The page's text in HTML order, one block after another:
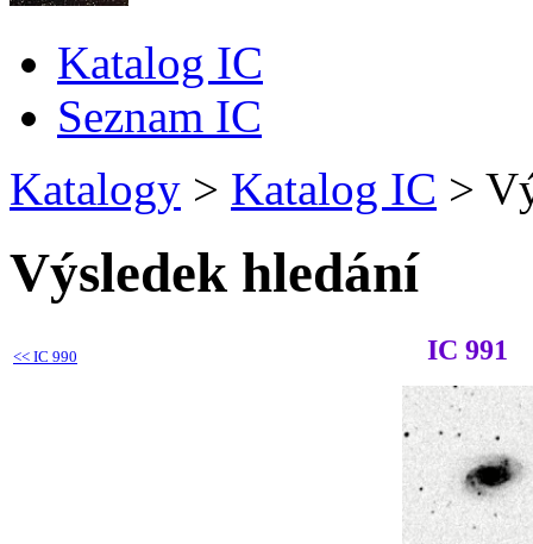
Katalog IC
Seznam IC
Katalogy > Katalog IC >
Výsledek hledání
<< IC 990 IC 991